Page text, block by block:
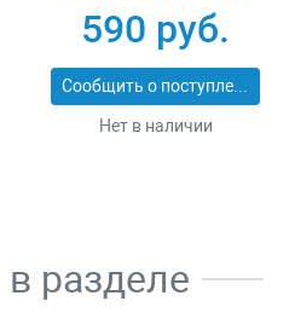
Светозар SV-57121-B
590 руб.
Сообщить о поступлении
Нет в наличии
разделе